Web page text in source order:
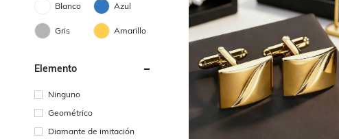
Blanco Azul
Gris Amarillo
Elemento
Ninguno
Geométrico
Diamante de imitación